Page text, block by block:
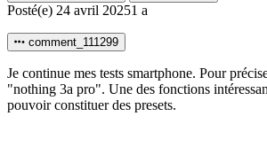
Posté(e) 24 avril 20251 a
comment_111299
Je continue mes tests smartphone. Pour
"nothing 3a pro". Une des fonctions
pouvoir constituer des presets.